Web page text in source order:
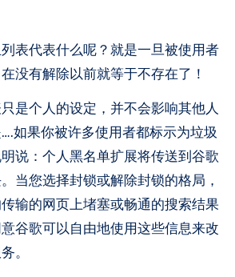
表代表什么呢？就是一旦被使用者
没有解除以前就等于不存在了！
是个人的设定，并不会影响其他人
如果你被许多使用者都标示为垃圾
说：个人黑名单扩展将传送到谷歌
当您选择封锁或解除封锁的格局，
输的网页上堵塞或畅通的搜索结果
谷歌可以自由地使用这些信息来改
。